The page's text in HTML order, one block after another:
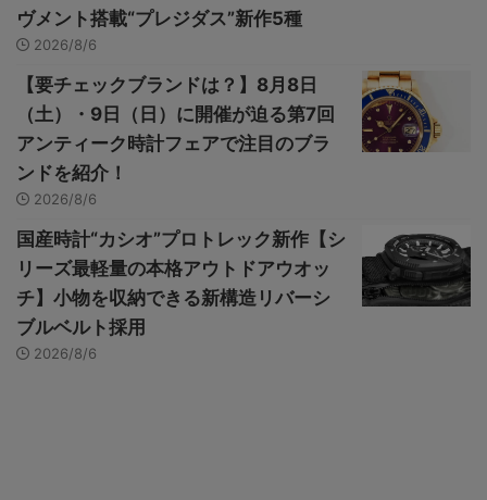
ヴメント搭載“プレジダス”新作5種
2026/8/6
【要チェックブランドは？】8月8日
（土）・9日（日）に開催が迫る第7回
アンティーク時計フェアで注目のブラ
ンドを紹介！
2026/8/6
国産時計“カシオ”プロトレック新作【シ
リーズ最軽量の本格アウトドアウオッ
チ】小物を収納できる新構造リバーシ
ブルベルト採用
2026/8/6